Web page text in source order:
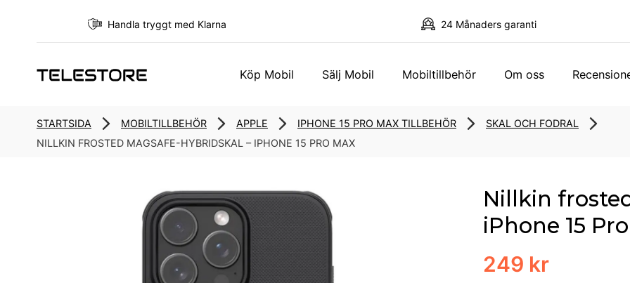
Handla tryggt med Klarna 24 Månaders garanti
Köp Mobil Sälj Mobil Mobiltillbehör Om oss
STARTSIDA MOBILTILLBEHÖR APPLE IPHONE 15 PRO MAX TILLBEHÖR
SKAL OCH FODRAL
NILLKIN FROSTED MAGSAFE-HYBRIDSKAL – IPHONE 15 PRO MAX
Nillkin
iPhone 15
249 kr